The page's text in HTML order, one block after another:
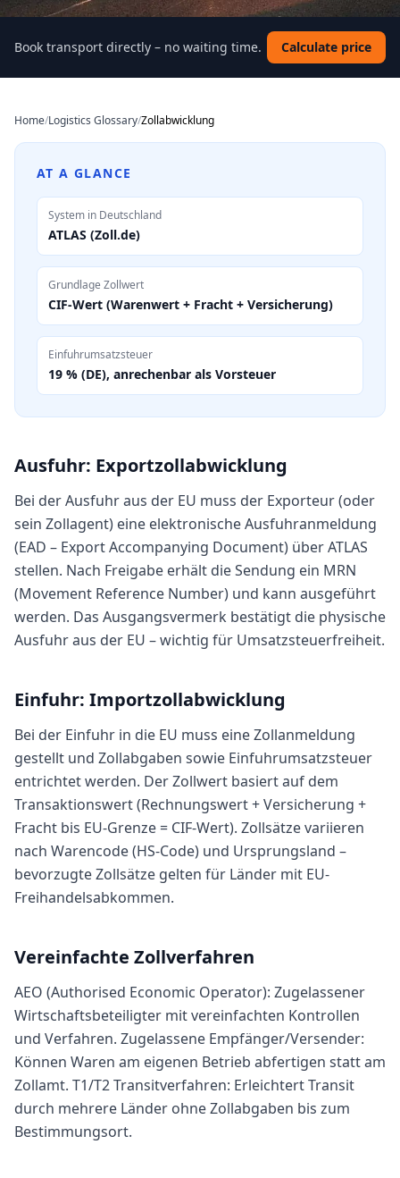
Book transport directly – no waiting time. Calculate price
Home/Logistics Glossary/Zollabwicklung
AT A GLANCE
System in Deutschland
ATLAS (Zoll.de)
Grundlage Zollwert
CIF-Wert (Warenwert + Fracht + Versicherung)
Einfuhrumsatzsteuer
19 % (DE), anrechenbar als Vorsteuer
Ausfuhr: Exportzollabwicklung
Bei der Ausfuhr aus der EU muss der Exporteur (oder
sein Zollagent) eine elektronische Ausfuhranmeldung
(EAD – Export Accompanying Document) über ATLAS
stellen. Nach Freigabe erhält die Sendung ein MRN
(Movement Reference Number) und kann ausgeführt
werden. Das Ausgangsvermerk bestätigt die physische
Ausfuhr aus der EU – wichtig für Umsatzsteuerfreiheit.
Einfuhr: Importzollabwicklung
Bei der Einfuhr in die EU muss eine Zollanmeldung
gestellt und Zollabgaben sowie Einfuhrumsatzsteuer
entrichtet werden. Der Zollwert basiert auf dem
Transaktionswert (Rechnungswert + Versicherung +
Fracht bis EU-Grenze = CIF-Wert). Zollsätze variieren
nach Warencode (HS-Code) und Ursprungsland –
bevorzugte Zollsätze gelten für Länder mit EU-
Freihandelsabkommen.
Vereinfachte Zollverfahren
AEO (Authorised Economic Operator): Zugelassener
Wirtschaftsbeteiligter mit vereinfachten Kontrollen
und Verfahren. Zugelassene Empfänger/Versender:
Können Waren am eigenen Betrieb abfertigen statt am
Zollamt. T1/T2 Transitverfahren: Erleichtert Transit
durch mehrere Länder ohne Zollabgaben bis zum
Bestimmungsort.